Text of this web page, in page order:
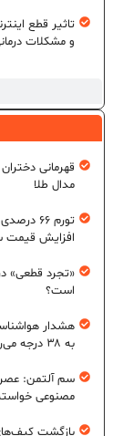
تاثیر قطع
و مشکلات
مدال طلا
افزایش
«تجرد قطعی»
است؟
به ۳۸ درجه می‌رسد
سم آلتمن:
مصنوعی
بازگشت